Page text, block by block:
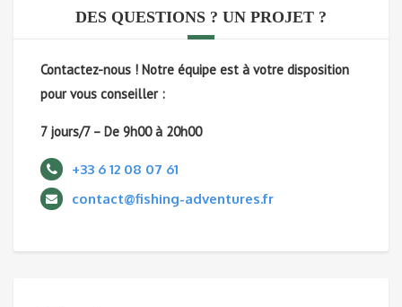
DES QUESTIONS ? UN PROJET ?
Contactez-nous ! Notre équipe est à votre disposition
pour vous conseiller :
7 jours/7 – De 9h00 à 20h00
+33 6 12 08 07 61
contact@fishing-adventures.fr